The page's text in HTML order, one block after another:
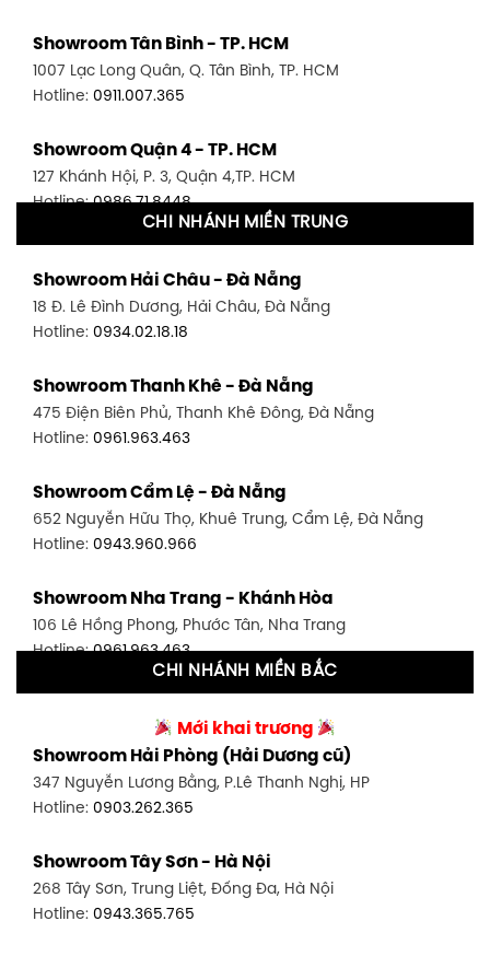
Showroom Tân Bình - TP. HCM
1007 Lạc Long Quân, Q. Tân Bình, TP. HCM
Hotline: 0911.007.365
Showroom Quận 4 - TP. HCM
127 Khánh Hội, P. 3, Quận 4,TP. HCM
Hotline:0986.71.8448
1411 Đường 3/2, P. 16, Quận 11, TP. HCM
Hotline:0906.256.759
1448 Huỳnh Tấn Phát, Phú Thuận, Quận 7, TP HCM
Hotline:0946.480.580
348 Đ. Bạch Đằng, P. 14, Bình Thạnh, TP HCM
Hotline:0902.716.230
591 Hoàng Văn Thụ, P. 4, Tân Bình, TP HCM
Hotline:0906.256.759
Showroom Tân Bình 2 - TP. HCM
0986.71.8448
Showroom Thuận An - Bình Dương
66 đường DT743, An Phú, Thuận An, Bình Dương
Showroom Biên Hòa - Đồng Nai
452 Nguyễn Ái Quốc, Tân Tiến, TP. Biên Hòa, Đồng Nai
CHI NHÁNH MIỀN TRUNG
Showroom Hải Châu - Đà Nẵng
18 Đ. Lê Đình Dương, Hải Châu, Đà Nẵng
Hotline: 0934.02.18.18
Showroom Thanh Khê - Đà Nẵng
475 Điện Biên Phủ, Thanh Khê Đông, Đà Nẵng
Hotline: 0961.963.463
Showroom Cẩm Lệ - Đà Nẵng
652 Nguyễn Hữu Thọ, Khuê Trung, Cẩm Lệ, Đà Nẵng
Hotline: 0943.960.966
Showroom Nha Trang - Khánh Hòa
106 Lê Hồng Phong, Phước Tân, Nha Trang
Hotline:0961.963.463
27-29 Nguyễn Sỹ Sách, Hưng Bình, TP Vinh, Nghệ An
Hotline:0943.960.966
Showroom Buôn Ma Thuột
Hotline:0934.02.18.18
CHI NHÁNH MIỀN BẮC
Mới khai trương
Showroom Hải Phòng (Hải Dương cũ)
347 Nguyễn Lương Bằng, P.Lê Thanh Nghị, HP
Hotline: 0903.262.365
Showroom Tây Sơn - Hà Nội
268 Tây Sơn, Trung Liệt, Đống Đa, Hà Nội
Hotline: 0943.365.765